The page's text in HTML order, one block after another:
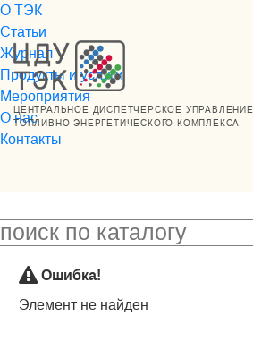
ЦЕНТРАЛЬНОЕ ДИСПЕТЧЕРСКОЕ УПРАВЛЕНИЕ
ТОПЛИВНО-ЭНЕРГЕТИЧЕСКОГО КОМПЛЕКСА
О ТЭК
Статьи
Журнал
Продукты и услуги
Мероприятия
О нас
Контакты
Ошибка!
Элемент не найден